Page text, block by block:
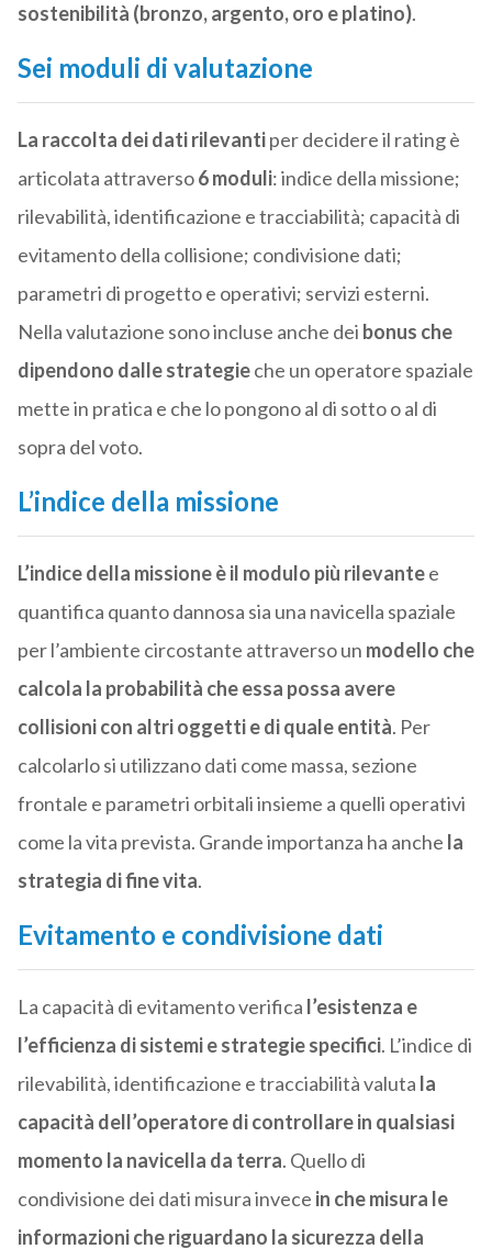
sostenibilità (bronzo, argento, oro e platino).
Sei moduli di valutazione
La raccolta dei dati rilevantiper decidere il rating è
articolata attraverso6 moduli: indice della missione;
rilevabilità, identificazione e tracciabilità; capacità di
evitamento della collisione; condivisione dati;
parametri di progetto e operativi; servizi esterni.
Nella valutazione sono incluse anche dei bonus che
dipendono dalle strategieche un operatore spaziale
mette in pratica e che lo pongono al di sotto o al di
sopra del voto.
L’indice della missione
L’indice della missione è il modulo più rilevantee
quantifica quanto dannosa sia una navicella spaziale
per l’ambiente circostante attraverso un modello che
calcola la probabilità che essa possa avere
collisioni con altri oggetti e di quale entità. Per
calcolarlo si utilizzano dati come massa, sezione
frontale e parametri orbitali insieme a quelli operativi
come la vita prevista. Grande importanza ha anche la
strategia di fine vita.
Evitamento e condivisione dati
La capacità di evitamento verifica l’esistenza e
l’efficienza di sistemi e strategie specifici. L’indice di
rilevabilità, identificazione e tracciabilità valuta la
capacità dell’operatore di controllare in qualsiasi
momento la navicella da terra. Quello di
condivisione dei dati misura invece in che misura le
informazioni che riguardano la sicurezza della